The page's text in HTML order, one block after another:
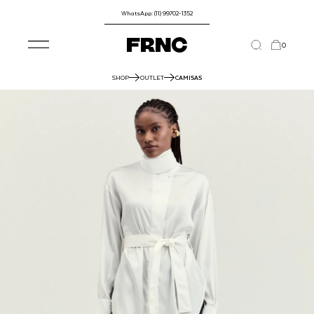
WhatsApp: (11) 99702-1352
0
SHOP OUTLET CAMISAS